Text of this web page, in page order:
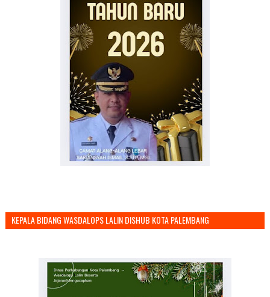
KEPALA BIDANG WASDALOPS LALIN DISHUB KOTA PALEMBANG